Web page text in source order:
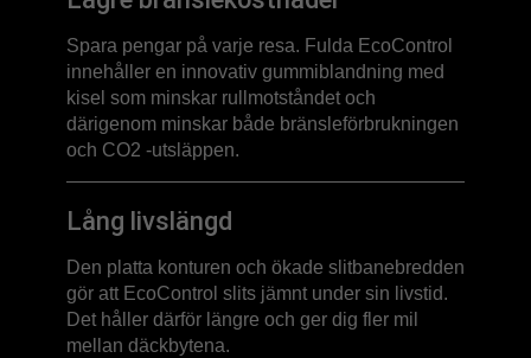
Spara pengar på varje resa. Fulda EcoControl
innehåller en innovativ gummiblandning med
kisel som minskar rullmotståndet och
därigenom minskar både bränsleförbrukningen
och CO2 -utsläppen.
Lång livslängd
Den platta konturen och ökade slitbanebredden
gör att EcoControl slits jämnt under sin livstid.
Det håller därför längre och ger dig fler mil
mellan däckbytena.